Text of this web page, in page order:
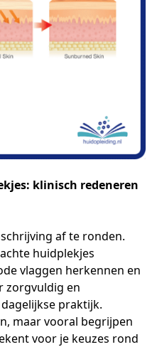
klinisch redeneren
af te ronden.
huidplekjes
vlaggen herkennen en
zorgvuldig en
praktijk.
maar vooral begrijpen
voor je keuzes rond